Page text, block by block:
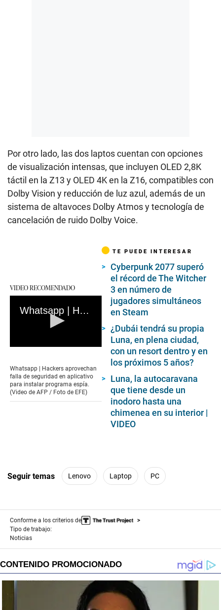
Por otro lado, las dos laptos cuentan con opciones
de visualización intensas, que incluyen OLED 2,8K
táctil en la Z13 y OLED 4K en la Z16, compatibles con
Dolby Vision y reducción de luz azul, además de un
sistema de altavoces Dolby Atmos y tecnología de
cancelación de ruido Dolby Voice.
VIDEO RECOMENDADO
Whatsapp | Hackers aprovechan falla de seguridad en aplicativo para instalar programa espía
of
1
minute,
10
seconds
Whatsapp | Hackers aprovechan
falla de seguridad en aplicativo
para instalar programa espía.
(Video de AFP / Foto de EFE)
TE PUEDE INTERESAR
Cyberpunk 2077 superó
el récord de The Witcher
3 en número de
jugadores simultáneos
en Steam
¿Dubái tendrá su propia
Luna, en plena ciudad,
con un resort dentro y en
los próximos 5 años?
Luna, la autocaravana
que tiene desde un
inodoro hasta una
chimenea en su interior |
VIDEO
Seguir temas Lenovo Laptop PC
Conforme a los criterios de
Tipo de trabajo:
Noticias